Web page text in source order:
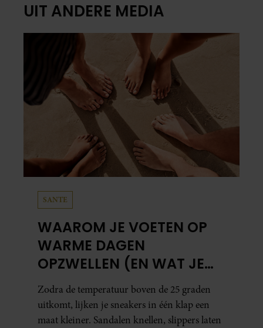
UIT ANDERE MEDIA
SANTE
WAAROM JE VOETEN OP
WARME DAGEN
OPZWELLEN (EN WAT JE
ERAAN KUNT DOEN)
Zodra de temperatuur boven de 25 graden
uitkomt, lijken je sneakers in één klap een
maat kleiner. Sandalen knellen, slippers laten